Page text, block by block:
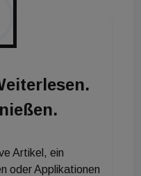
von LIP Invest:
Zentrums in
Standortallokation
den wesentlichen
Die Liegenschaft
und der Schweiz
besonders
Artikel, ein
oder Applikationen